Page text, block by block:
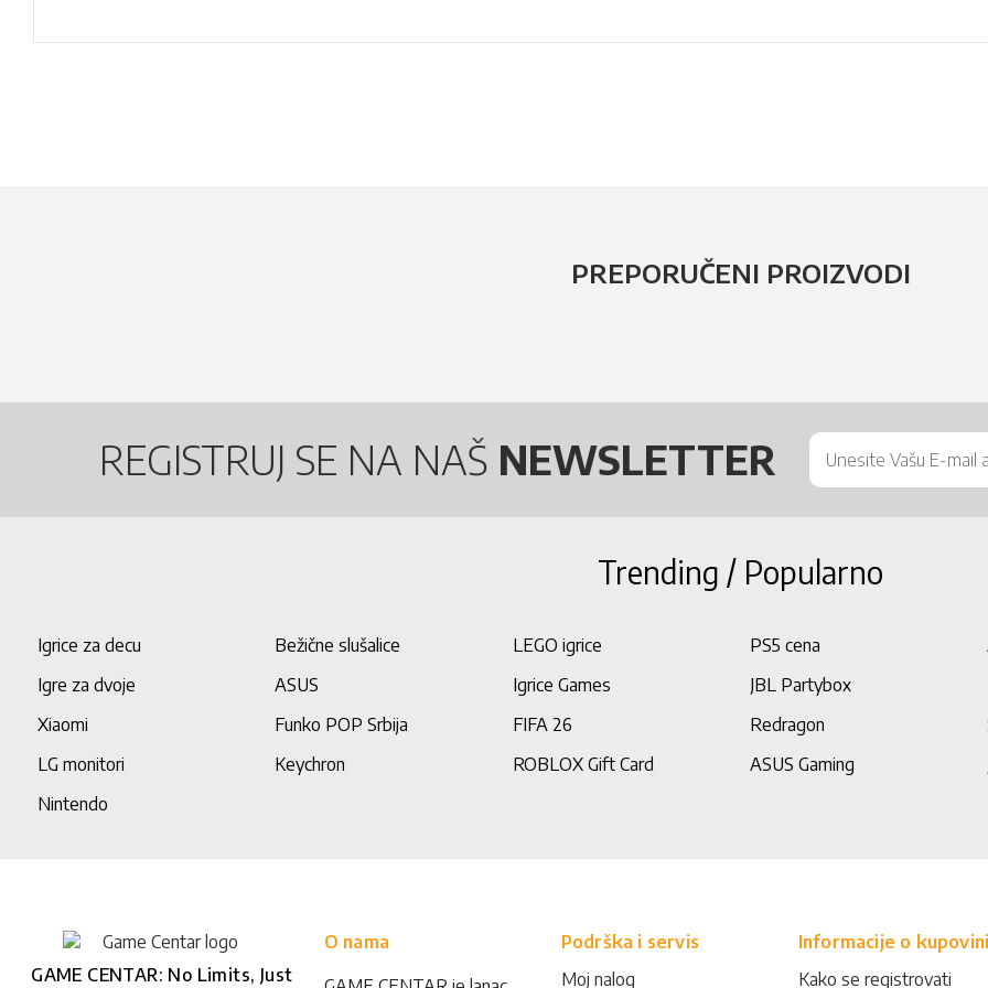
PREPORUČENI PROIZVODI
REGISTRUJ SE NA NAŠ NEWSLETTER
Trending / Popularno
Igrice za decu Bežične slušalice LEGO igrice PS5 cena
Igre za dvoje
ASUS Igrice Games JBL Partybox
Xiaomi
Funko POP Srbija FIFA 26 Redragon
LG monitori
Keychron ROBLOX Gift Card ASUS Gaming
Nintendo
GAME CENTAR: No Limits, Just
O nama
Podrška i servis
Moj nalog
Informacije o
Kako se registrovati